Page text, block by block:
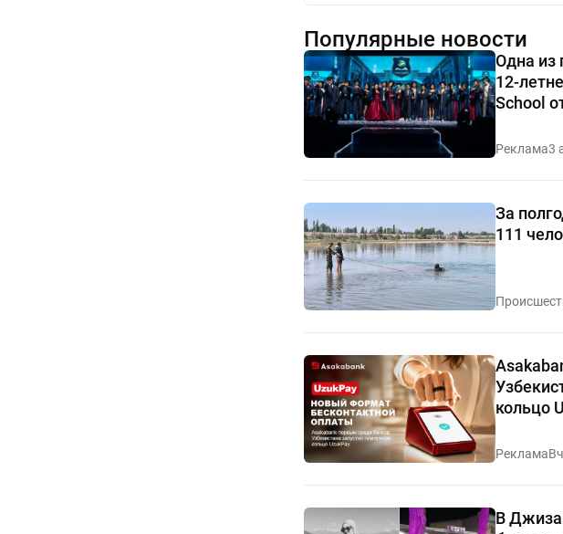
Популярные новости
Одна из
12-
School
учебный
Реклама3
За
111
кольцо
Реклама
В